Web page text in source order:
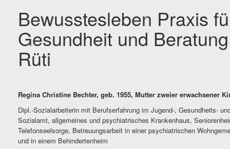
Bewusstesleben Praxis
Gesundheit und
Rüti
Regina Christine Bechter, geb. 1955, Mutter zweier erwachsener
Dipl.-Sozialarbeiterin mit Berufserfahrung im Jugend-, Gesundheits-
Sozialamt, allgemeines und psychiatrisches Krankenhaus,
Telefonseelsorge, Betreuungsarbeit in einer psychiatrischen
und in einem Behindertenheim